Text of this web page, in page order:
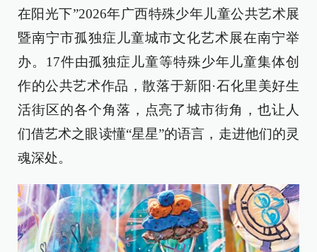
在阳光下”2026年广西特殊少年儿童公共艺术展
暨南宁市孤独症儿童城市文化艺术展在南宁举
办。17件由孤独症儿童等特殊少年儿童集体创
作的公共艺术作品，散落于新阳·石化里美好生
活街区的各个角落，点亮了城市街角，也让人
们借艺术之眼读懂“星星”的语言，走进他们的灵
魂深处。